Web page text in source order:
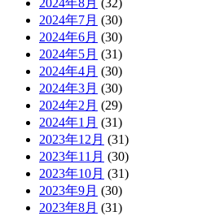
2024年7月 (30)
2024年6月 (30)
2024年5月 (31)
2024年4月 (30)
2024年3月 (30)
2024年2月 (29)
2024年1月 (31)
2023年12月 (31)
2023年11月 (30)
2023年10月 (31)
2023年9月 (30)
2023年8月 (31)